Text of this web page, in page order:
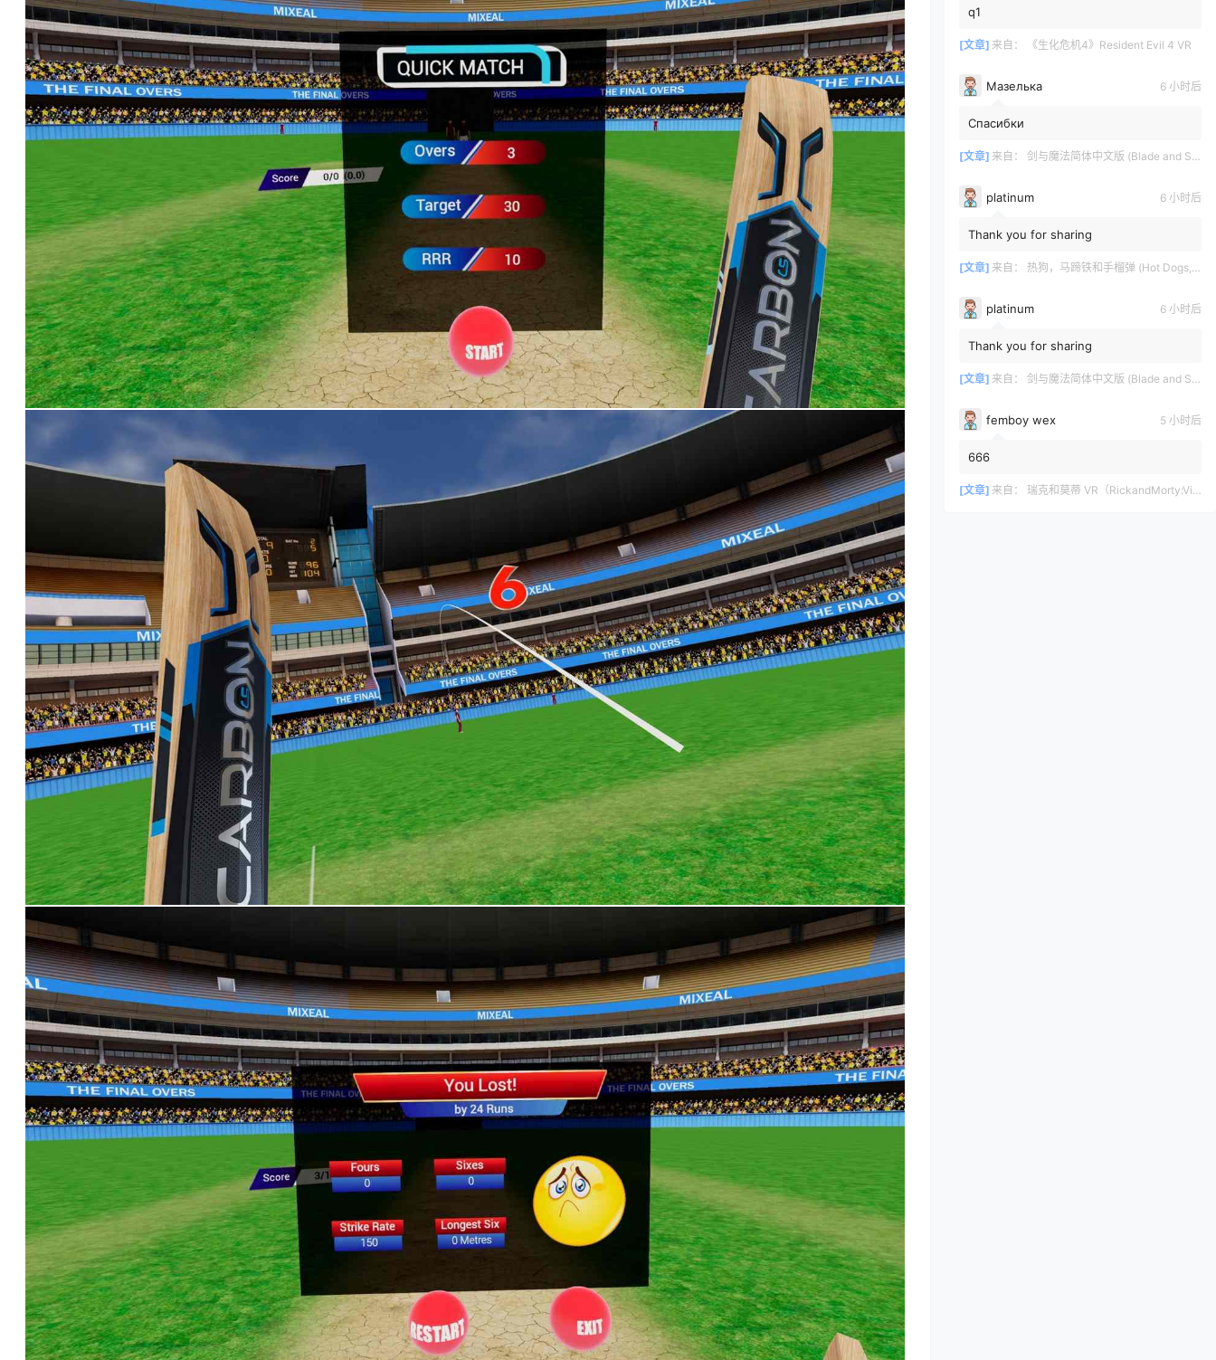
q1
[文章] 来自： 《生化危机4》Resident Evil 4 VR
Мазелька 6 小时后
Спасибки
[文章] 来自： 剑与魔法简体中文版 (Blade and Sorcery VR)
platinum 6 小时后
Thank you for sharing
[文章] 来自： 热狗，马蹄铁和手榴弹 (Hot Dogs, Horseshoes & Hand Grenades)
platinum 6 小时后
Thank you for sharing
[文章] 来自： 剑与魔法简体中文版 (Blade and Sorcery VR)
femboy wex 5 小时后
666
[文章] 来自： 瑞克和莫蒂 VR（RickandMorty:VirtualRick-ality）